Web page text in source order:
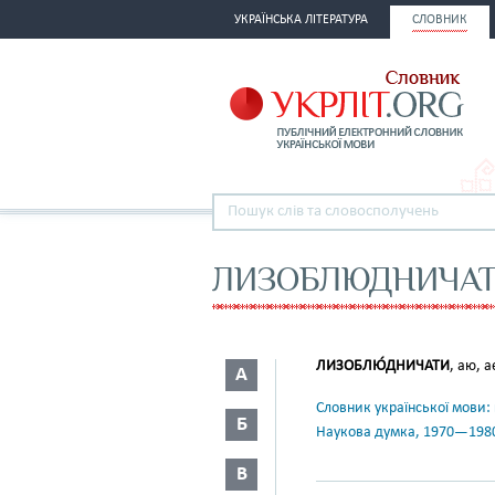
УКРАЇНСЬКА ЛІТЕРАТУРА СЛОВНИК
А
Б
В
ЛИЗОБЛЮ́ДНИЧАТИ, аю,
Словник української
Наукова думка,